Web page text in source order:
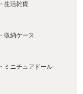
・生活雑貨
・収納ケース
・ミニチュアドール